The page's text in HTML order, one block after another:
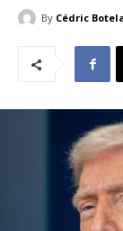
By Cédric